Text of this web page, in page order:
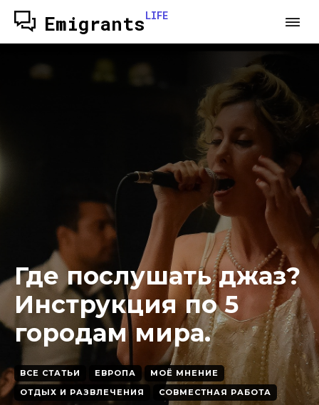
EmigrantsLIFE
Где послушать джаз?
Инструкция по 5
городам мира.
ВСЕ СТАТЬИ ЕВРОПА
МОЁ МНЕНИЕ
ОТДЫХ И РАЗВЛЕЧЕНИЯ
СОВМЕСТНАЯ РАБОТА